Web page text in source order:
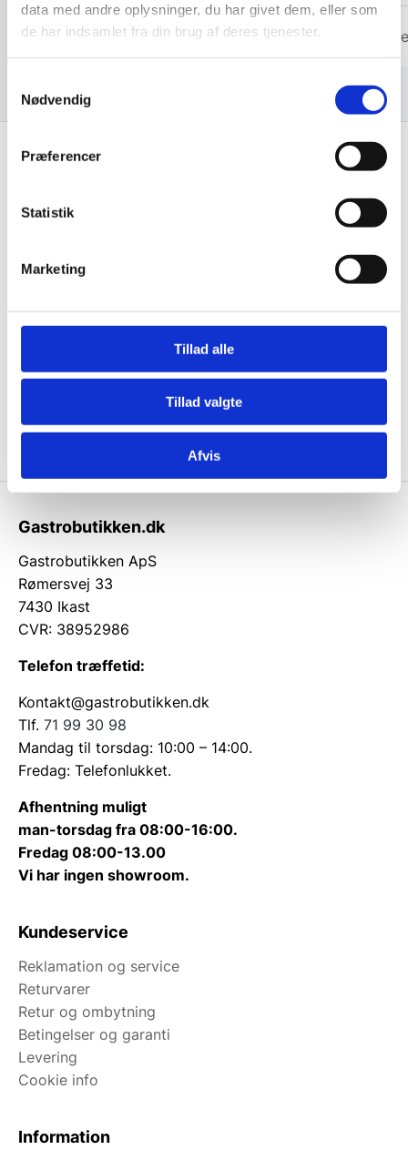
data med andre oplysninger, du har givet dem, eller som
de har indsamlet fra din brug af deres tjenester.
Nødvendig
Præferencer
Statistik
Marketing
Tillad alle
Tillad valgte
Afvis
Få de bedste tilbud først!
til de bedste tilbud. Og bare rolig, vi spammer dig
ikke, men sender kun relevante tilbud og
Ja tak, tilmeld mig
Gastrobutikken.dk
Gastrobutikken ApS
Rømersvej 33
7430 Ikast
CVR: 38952986
Telefon træffetid:
Kontakt@gastrobutikken.dk
Tlf. 71 99 30 98
Mandag til torsdag: 10:00 – 14:00.
Fredag: Telefonlukket.
Afhentning muligt
man-torsdag fra 08:00-16:00.
Fredag 08:00-13.00
Vi har ingen showroom.
Kundeservice
Reklamation og service
Returvarer
Retur og ombytning
Betingelser og garanti
Levering
Cookie info
Information